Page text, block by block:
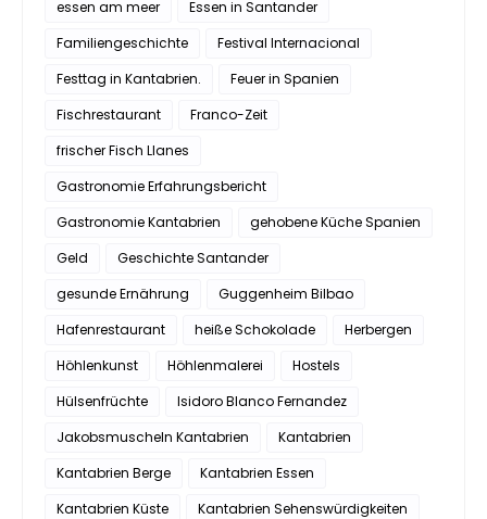
essen am meer
Essen in Santander
Familiengeschichte
Festival Internacional
Festtag in Kantabrien.
Feuer in Spanien
Fischrestaurant
Franco-Zeit
frischer Fisch Llanes
Gastronomie Erfahrungsbericht
Gastronomie Kantabrien
gehobene Küche Spanien
Geld
Geschichte Santander
gesunde Ernährung
Guggenheim Bilbao
Hafenrestaurant
heiße Schokolade
Herbergen
Höhlenkunst
Höhlenmalerei
Hostels
Hülsenfrüchte
Isidoro Blanco Fernandez
Jakobsmuscheln Kantabrien
Kantabrien
Kantabrien Berge
Kantabrien Essen
Kantabrien Küste
Kantabrien Sehenswürdigkeiten